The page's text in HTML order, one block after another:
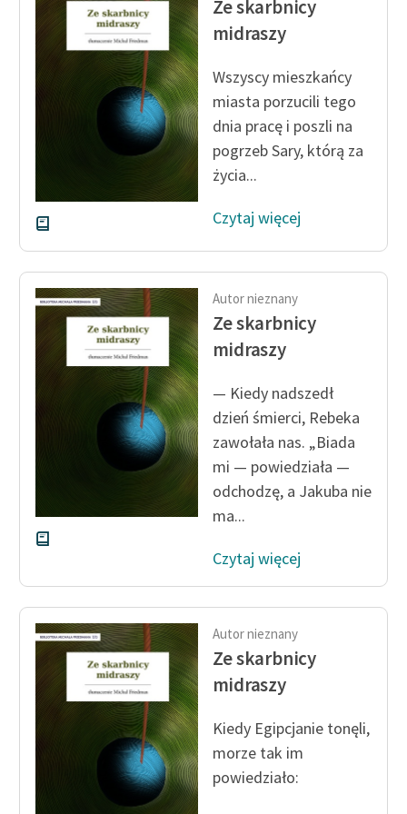
Ręce pełne poezji
Kolekcje edukacyjne
twórców przechodzących
do domeny publicznej,
lektur szkolnych oraz
Starego Testamentu
Szkoła Poezji Wolnych
Lektur
O nas
Kontakt
Zasady wykorzystania
Materiały promocyjne
Regulamin biblioteki
Dane fundacji i
sprawozdania finansowe
Regulamin darowizn
Informacja o treściach
Deklaracja dostępności
Ze skarbnicy
midraszy
Wszyscy mieszkańcy
miasta porzucili tego
dnia pracę i poszli na
pogrzeb Sary, którą za
życia...
Czytaj więcej
Autor nieznany
Ze skarbnicy
midraszy
— Kiedy nadszedł
dzień śmierci, Rebeka
zawołała nas. „Biada
mi — powiedziała —
odchodzę, a Jakuba nie
ma...
Czytaj więcej
Autor nieznany
Ze skarbnicy
midraszy
Kiedy Egipcjanie tonęli,
morze tak im
powiedziało: